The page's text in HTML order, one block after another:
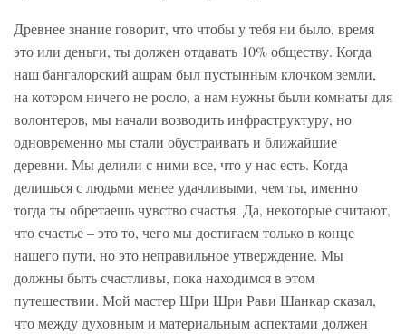
Древнее знание говорит, что чтобы у тебя ни было, время
это или деньги, ты должен отдавать 10% обществу. Когда
наш бангалорский ашрам был пустынным клочком земли,
на котором ничего не росло, а нам нужны были комнаты для
волонтеров, мы начали возводить инфраструктуру, но
одновременно мы стали обустраивать и ближайшие
деревни. Мы делили с ними все, что у нас есть. Когда
делишься с людьми менее удачливыми, чем ты, именно
тогда ты обретаешь чувство счастья. Да, некоторые считают,
что счастье – это то, чего мы достигаем только в конце
нашего пути, но это неправильное утверждение. Мы
должны быть счастливы, пока находимся в этом
путешествии. Мой мастер Шри Шри Рави Шанкар сказал,
что между духовным и материальным аспектами должен